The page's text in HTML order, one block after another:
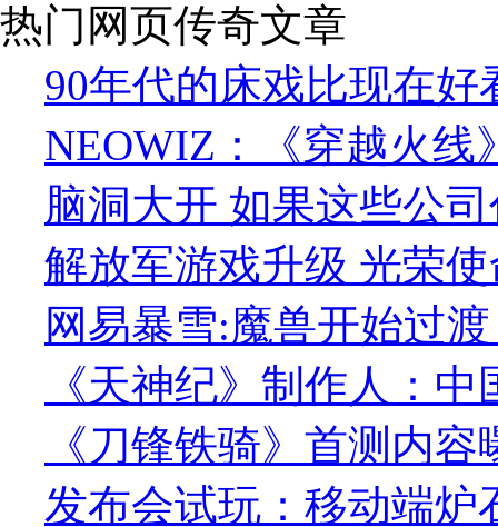
热门网页传奇文章
90年代的床戏比现在好
NEOWIZ：《穿越火线
脑洞大开 如果这些公
解放军游戏升级 光荣
网易暴雪:魔兽开始过
《天神纪》制作人：
《刀锋铁骑》首测内容
发布会试玩：移动端炉